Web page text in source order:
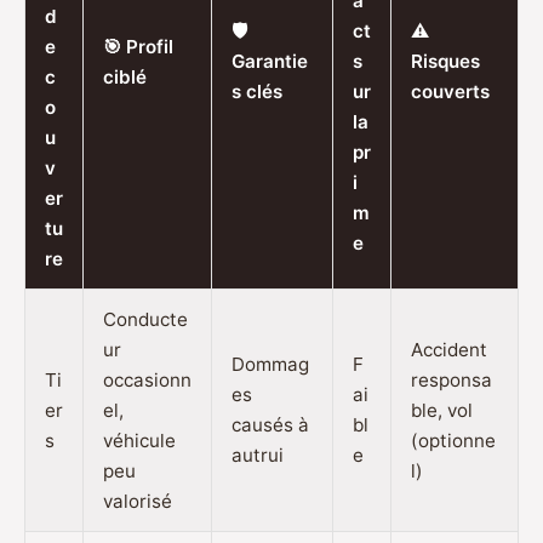
d
e
c
o
u
v
er
tu
re
🎯 Profil
ciblé
🛡️
Garantie
s clés
ct
s
ur
la
pr
i
m
e
⚠️
Risques
couverts
Ti
er
s
Conducte
ur
occasionn
el,
véhicule
peu
valorisé
Dommag
es
causés à
autrui
F
ai
bl
e
Accident
responsa
ble, vol
(optionne
l)